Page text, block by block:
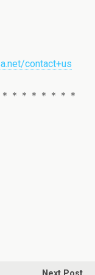
contact+us
＊＊＊＊＊＊＊